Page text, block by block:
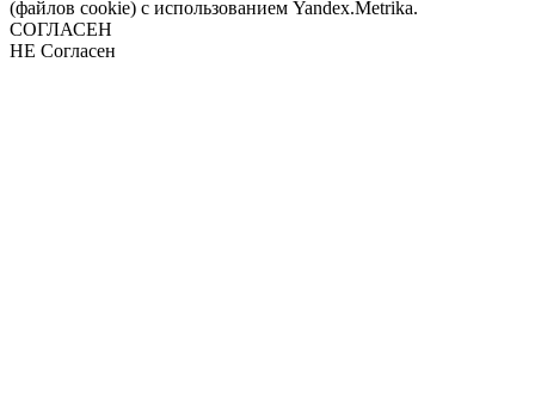
(файлов cookie) с использованием Yandex.Metrika.
СОГЛАСЕН
НЕ Согласен